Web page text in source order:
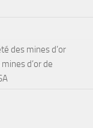
des mines d’or
d’or de